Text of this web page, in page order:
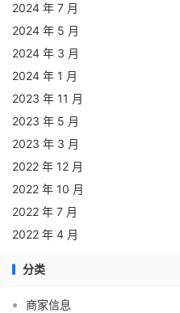
2024 年 7 月
2024 年 5 月
2024 年 3 月
2024 年 1 月
2023 年 11 月
2023 年 5 月
2023 年 3 月
2022 年 12 月
2022 年 10 月
2022 年 7 月
2022 年 4 月
分类
商家信息